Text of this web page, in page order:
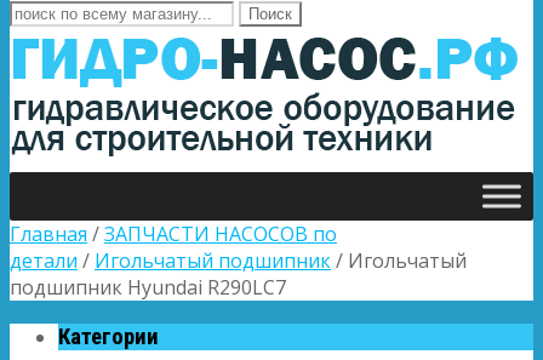
Главная /ЗАПЧАСТИ НАСОСОВ по
детали / Игольчатый подшипник/ Игольчатый
подшипник Hyundai R290LC7
Категории